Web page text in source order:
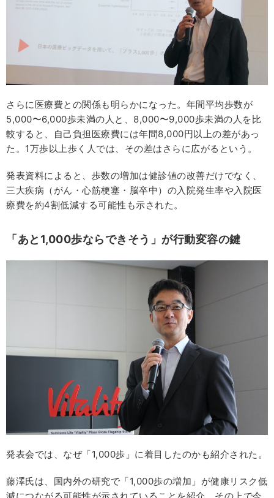
さらに医療費との関係も明らかになった。年間平均歩数が
5,000〜6,000歩未満の人と、8,000〜9,000歩未満の人を比
較すると、自己負担医療費には年間8,000円以上の差があっ
た。1万歩以上歩く人では、その差はさらに広がるという。
発表資料によると、歩数の増加は健診値の改善だけでなく、
三大疾病（がん・心筋梗塞・脳卒中）の入院発生率や入院医
療費を約4割低減する可能性も示された。
「あと1,000歩ならできそう」が行動変容の鍵
発表会では、なぜ「1,000歩」に着目したのかも紹介された。
藤澤氏は、国内外の研究で「1,000歩の増加」が健康リスク低